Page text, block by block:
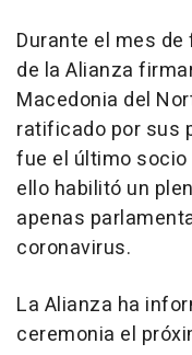
Durante el mes
de la Alianza
Macedonia del
ratificado por sus
fue el último socio
ello habilitó un
apenas
coronavirus.
La Alianza ha
ceremonia el